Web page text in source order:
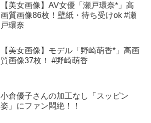
【美女画像】AV女優「瀬戸環奈*」高
画質画像86枚！壁紙・待ち受けok #瀬
戸環奈
【美女画像】モデル「野崎萌香*」高画
質画像37枚！ #野崎萌香
小倉優子さんの加工なし「スッピン
姿」にファン悶絶！！